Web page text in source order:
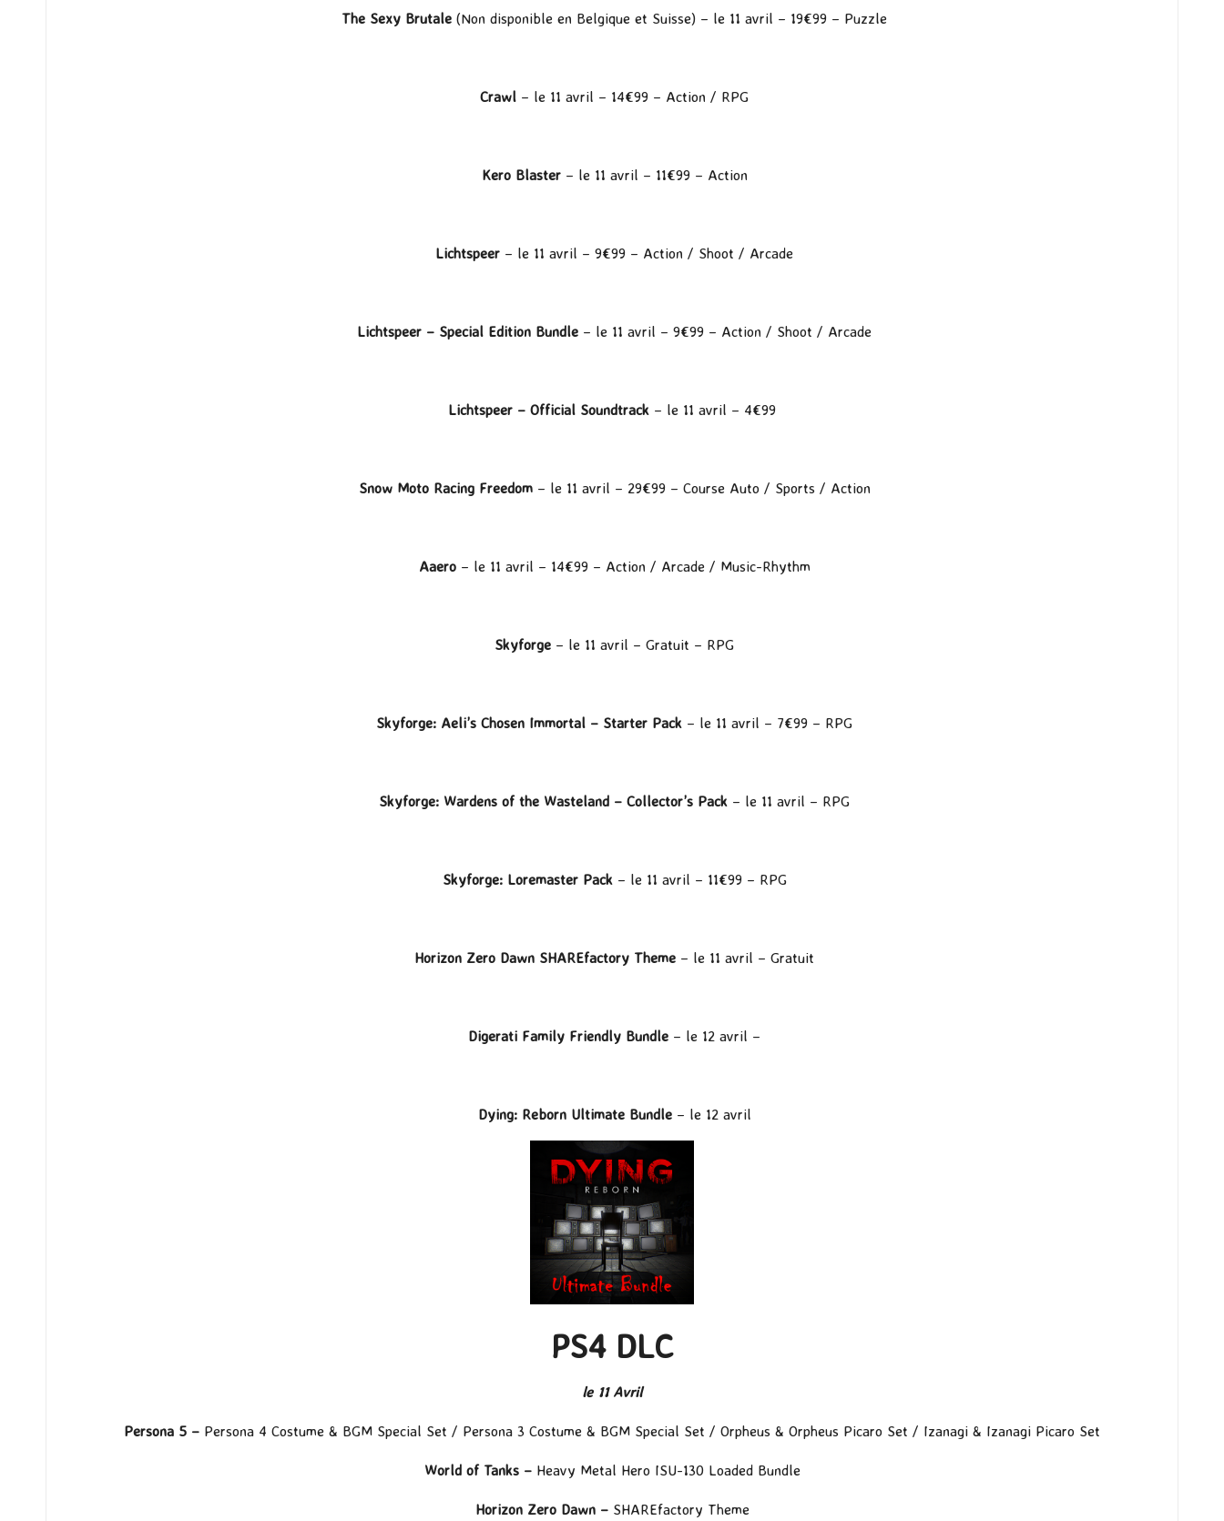
The Sexy Brutale (Non disponible en Belgique et Suisse) – le 11 avril – 19€99 – Puzzle
Crawl – le 11 avril – 14€99 – Action / RPG
Kero Blaster– le 11 avril – 11€99 – Action
Lichtspeer – le 11 avril – 9€99 – Action / Shoot / Arcade
Lichtspeer – Special Edition Bundle – le 11 avril – 9€99 – Action / Shoot / Arcade
Lichtspeer – Official Soundtrack – le 11 avril – 4€99
Snow Moto Racing Freedom – le 11 avril – 29€99 – Course Auto / Sports / Action
Aaero– le 11 avril – 14€99 – Action / Arcade / Music-Rhythm
Skyforge – le 11 avril – Gratuit – RPG
Skyforge: Aeli’s Chosen Immortal – Starter Pack – le 11 avril – 7€99 – RPG
Skyforge: Wardens of the Wasteland – Collector’s Pack – le 11 avril – RPG
Skyforge: Loremaster Pack– le 11 avril – 11€99 – RPG
Horizon Zero Dawn SHAREfactory Theme – le 11 avril – Gratuit
Digerati Family Friendly Bundle – le 12 avril –
Dying: Reborn Ultimate Bundle – le 12 avril
PS4 DLC
le 11 Avril
Persona 5 – Persona 4 Costume & BGM Special Set / Persona 3 Costume & BGM Special Set / Orpheus & Orpheus Picaro Set / Izanagi & Izanagi Picaro Set
World of Tanks – Heavy Metal Hero ISU-130 Loaded Bundle
Horizon Zero Dawn – SHAREfactory Theme